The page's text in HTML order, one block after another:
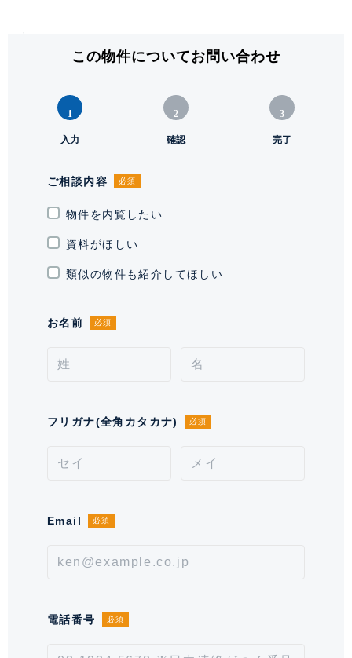
階建 / 所在階 地上14階建 / 8階部分
構造 / 総戸数 鉄筋コンクリート造 / 26戸
2025年2月
入居可能日 即
通学区域小学校 富士見小学校(約600m)
契約形態
入居諸条件
リーニング費用が別途発生致します。■ペット飼育時敷
毎月月額賃料等の1%(※保証委託最低金額 初回5万
は保証会社による。
情報更新日 2026年8月6日
この物件についてお問い合わせ
1
入力
2
確認
3
完了
ご相談内容 必須
物件を内覧したい
資料がほしい
類似の物件も紹介してほしい
お名前 必須
フリガナ(全角カタカナ) 必須
Email 必須
電話番号 必須